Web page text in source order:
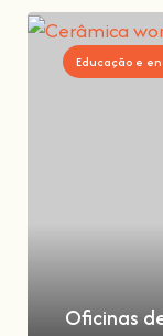
Educação e
Oficinas